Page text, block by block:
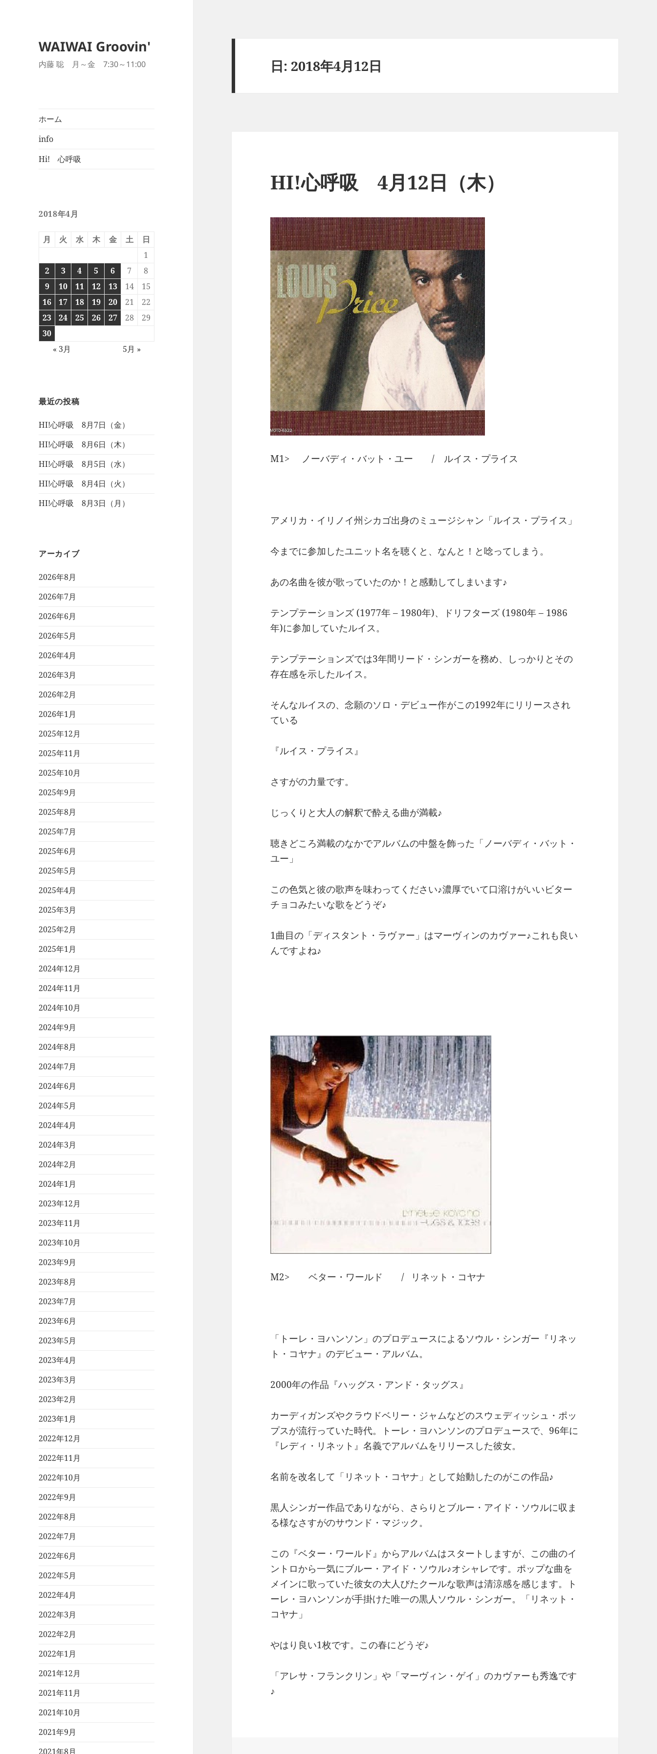
WAIWAI Groovin'
内藤 聡 月～金 7:30～11:00
ホーム
info
Hi! 心呼吸
2018年4月
月 火 水 木 金 土
日
1
2
3 4 5 6 7
8
9
10 11 12 13 14
15
16
17 18 19 20 21
22
23
24 25 26 27 28
29
30
« 3月
5月 »
最近の投稿
HI!心呼吸 8月7日（金）
HI!心呼吸 8月6日（木）
HI!心呼吸 8月5日（水）
HI!心呼吸 8月4日（火）
HI!心呼吸 8月3日（月）
アーカイブ
2026年8月
2026年7月
2026年6月
2026年5月
2026年4月
2026年3月
2026年2月
2026年1月
2025年12月
2025年11月
2025年10月
2025年9月
2025年8月
2025年7月
2025年6月
2025年5月
2025年4月
2025年3月
2025年2月
2025年1月
2024年12月
2024年11月
2024年10月
2024年9月
2024年8月
2024年7月
2024年6月
2024年5月
2024年4月
2024年3月
2024年2月
2024年1月
2023年12月
2023年11月
2023年10月
2023年9月
2023年8月
2023年7月
2023年6月
2023年5月
2023年4月
2023年3月
2023年2月
2023年1月
2022年12月
2022年11月
2022年10月
2022年9月
2022年8月
2022年7月
2022年6月
2022年5月
2022年4月
2022年3月
2022年2月
2022年1月
2021年12月
2021年11月
2021年10月
2021年9月
2021年8月
日: 2018年4月12日
HI!心呼吸 4月12日（木）
M1> ノーバディ・バット・ユー / ルイス・プライス
アメリカ・イリノイ州シカゴ出身のミュージシャン「ルイス・プライス」
今までに参加したユニット名を聴くと、なんと！と唸ってしまう。
あの名曲を彼が歌っていたのか！と感動してしまいます♪
テンプテーションズ (1977年 – 1980年)、ドリフターズ (1980年 – 1986
年)に参加していたルイス。
テンプテーションズでは3年間リード・シンガーを務め、しっかりとその
存在感を示したルイス。
そんなルイスの、念願のソロ・デビュー作がこの1992年にリリースされ
ている
『ルイス・プライス』
さすがの力量です。
じっくりと大人の解釈で酔える曲が満載♪
聴きどころ満載のなかでアルバムの中盤を飾った「ノーバディ・バット・
ユー」
この色気と彼の歌声を味わってください♪濃厚でいて口溶けがいいビター
チョコみたいな歌をどうぞ♪
1曲目の「ディスタント・ラヴァー」はマーヴィンのカヴァー♪これも良い
んですよね♪
M2> ベター・ワールド / リネット・コヤナ
「トーレ・ヨハンソン」のプロデュースによるソウル・シンガー『リネッ
ト・コヤナ』のデビュー・アルバム。
2000年の作品『ハッグス・アンド・タッグス』
カーディガンズやクラウドベリー・ジャムなどのスウェディッシュ・ポッ
プスが流行っていた時代。トーレ・ヨハンソンのプロデュースで、96年に
『レディ・リネット』名義でアルバムをリリースした彼女。
名前を改名して「リネット・コヤナ」として始動したのがこの作品♪
黒人シンガー作品でありながら、さらりとブルー・アイド・ソウルに収ま
る様なさすがのサウンド・マジック。
この『ベター・ワールド』からアルバムはスタートしますが、この曲のイ
ントロから一気にブルー・アイド・ソウル♪オシャレです。ポップな曲を
メインに歌っていた彼女の大人びたクールな歌声は清涼感を感じます。ト
ーレ・ヨハンソンが手掛けた唯一の黒人ソウル・シンガー。「リネット・
コヤナ」
やはり良い1枚です。この春にどうぞ♪
「アレサ・フランクリン」や「マーヴィン・ゲイ」のカヴァーも秀逸です
♪